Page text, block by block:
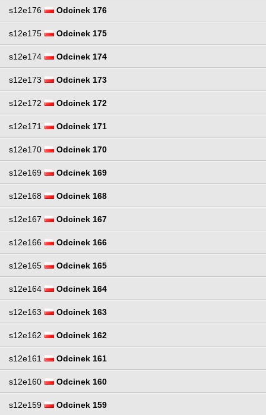
s12e176 Odcinek 176
s12e175 Odcinek 175
s12e174 Odcinek 174
s12e173 Odcinek 173
s12e172 Odcinek 172
s12e171 Odcinek 171
s12e170 Odcinek 170
s12e169 Odcinek 169
s12e168 Odcinek 168
s12e167 Odcinek 167
s12e166 Odcinek 166
s12e165 Odcinek 165
s12e164 Odcinek 164
s12e163 Odcinek 163
s12e162 Odcinek 162
s12e161 Odcinek 161
s12e160 Odcinek 160
s12e159 Odcinek 159